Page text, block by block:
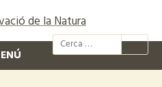
@xcn.cat